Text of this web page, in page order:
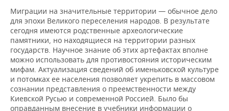
Миграции на значительные территории — обычное дело
для эпохи Великого переселения народов. В результате
сегодня имеются родственные археологические
памятники, но находящиеся на территории разных
государств. Научное знание об этих артефактах вполне
можно использовать для противостояния историческим
мифам. Актуализация сведений об именьковской культуре
и потомках ее населения позволяет укрепить в массовом
сознании представления о преемственности между
Киевской Русью и современной Россией. Было бы
оправданным внесение в учебники информации о